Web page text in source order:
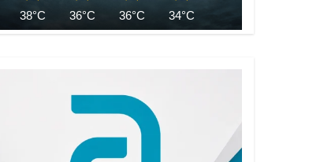
38°C 36°C 36°C 34°C